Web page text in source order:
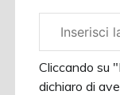
aziendale
Cliccando su
dichiaro di